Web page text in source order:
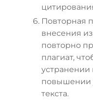
Повторная
внесения
повторно
плагиат,
устранении
повышении
текста.